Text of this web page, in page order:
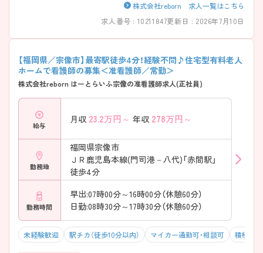
株式会社reborn 求人一覧はこちら
求人番号 : 10211847更新日 : 2026年7月10日
【福岡県／宗像市】最寄駅徒歩4分！経験不問♪住宅型有料老人
ホームで看護師の募集＜准看護師／常勤＞
株式会社reborn はーとらいふ宗像の准看護師求人(正社員)
給与
月収 23.2万円～ 年収 278万円～
勤務地
福岡県宗像市
ＪＲ鹿児島本線(門司港－八代)「赤間駅」
徒歩4分
勤務時間
早出:07時00分～16時00分（休憩60分）
日勤:08時30分～17時30分（休憩60分）
未経験歓迎 駅チカ（徒歩10分以内） マイカー通勤可・相談可 積極採